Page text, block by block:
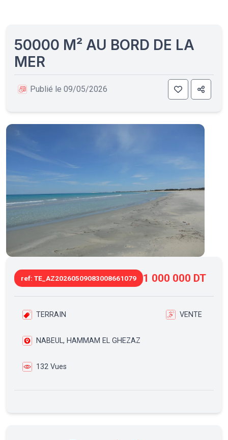
50000 M² AU BORD DE LA
MER
Publié le 09/05/2026
ref: TE_AZ20260509083008661079 1 000 000 DT
TERRAIN VENTE
NABEUL, HAMMAM EL GHEZAZ
132 Vues